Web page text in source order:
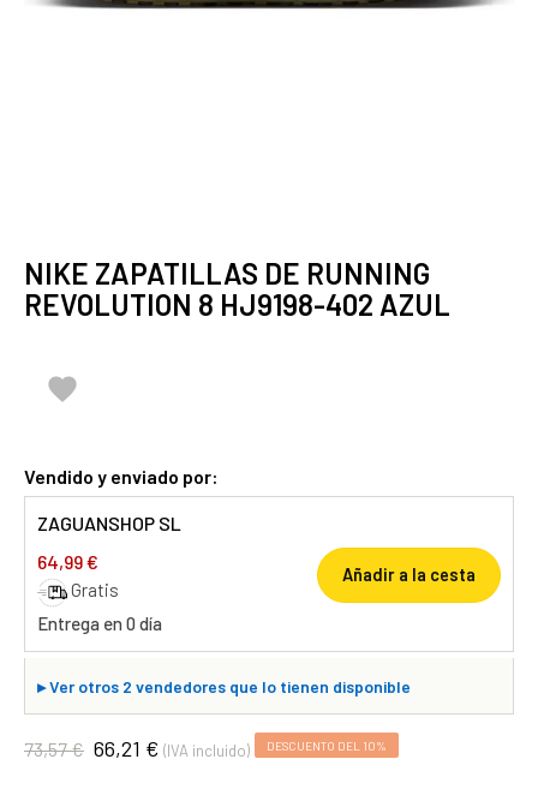
NIKE ZAPATILLAS DE RUNNING
REVOLUTION 8 HJ9198-402 AZUL

Vendido y enviado por:
ZAGUANSHOP SL
64,99 €
Gratis
Entrega en 0 día
Añadir a la cesta
▸Ver otros 2 vendedores que lo tienen disponible
73,57 € 66,21 € (IVA incluido) DESCUENTO DEL 10%